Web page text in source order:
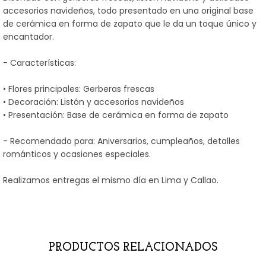
accesorios navideños, todo presentado en una original base
de cerámica en forma de zapato que le da un toque único y
encantador.
- Características:
• Flores principales: Gerberas frescas
• Decoración: Listón y accesorios navideños
• Presentación: Base de cerámica en forma de zapato
- Recomendado para: Aniversarios, cumpleaños, detalles
románticos y ocasiones especiales.
Realizamos entregas el mismo día en Lima y Callao.
PRODUCTOS RELACIONADOS